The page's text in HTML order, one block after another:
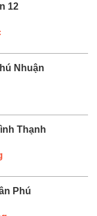
12
Nhuận
Thạnh
Phú